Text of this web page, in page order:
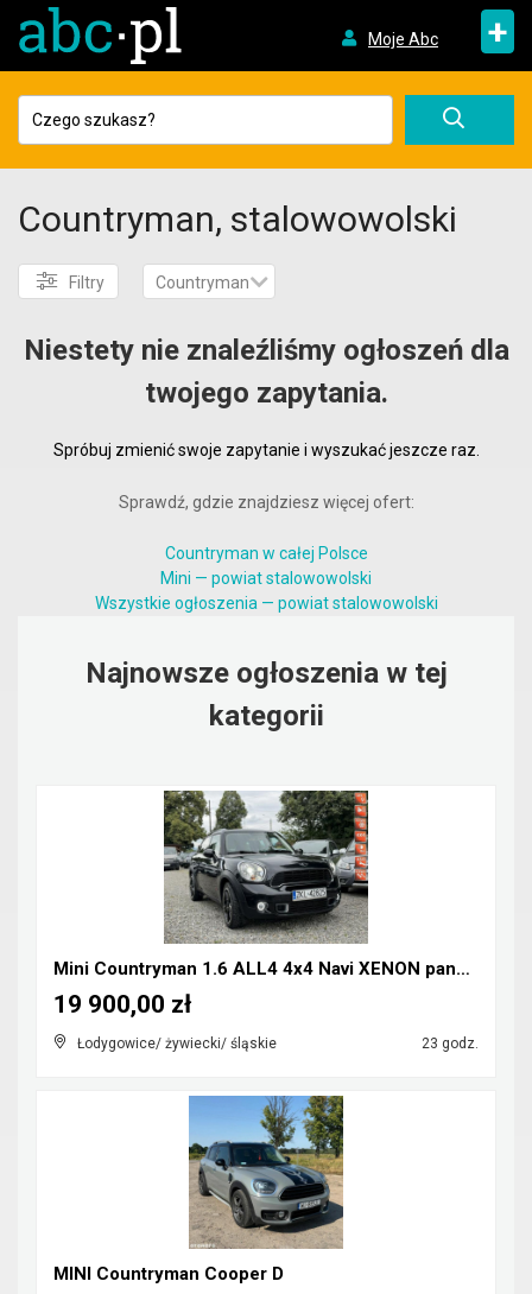
Moje Abc +
Countryman, stalowowolski
Filtry Countryman
Niestety nie znaleźliśmy ogłoszeń dla
twojego zapytania.
Spróbuj zmienić swoje zapytanie i wyszukać jeszcze raz.
Sprawdź, gdzie znajdziesz więcej ofert:
Countryman w całej Polsce
Mini — powiat stalowowolski
Wszystkie ogłoszenia — powiat stalowowolski
Najnowsze ogłoszenia w tej
kategorii
Mini Countryman 1.6 ALL4 4x4 Navi XENON panorama
Łodygowice/ żywiecki/ śląskie 23 godz.
19 900,00 zł
MINI Countryman Cooper D